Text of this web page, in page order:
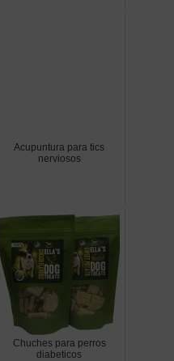
Acupuntura para tics
nerviosos
Chuches para perros
diabeticos